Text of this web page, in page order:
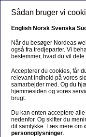
Gå til hovedindhold
Ursäkta...
Den här sidan
Stanna kvar på
svenska
Sådan bruger vi
English Norsk Svenska
Når du besøger Nordeas
også fra tredjeparter. Vi
bestemmer, hvad du vil dele
Accepterer du cookies, får
relevant indhold på vores
samarbejder med. Og du
hjemmesiden og vores
brugt.
Du kan enten acceptere
nedenfor. Og skifter du
dit samtykke. Læs mere om
personoplysninger.